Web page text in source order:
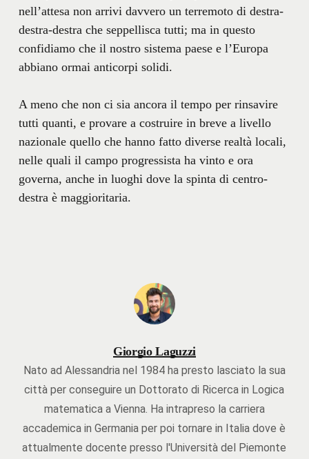
nell’attesa non arrivi davvero un terremoto di destra-
destra-destra che seppellisca tutti; ma in questo
confidiamo che il nostro sistema paese e l’Europa
abbiano ormai anticorpi solidi.
A meno che non ci sia ancora il tempo per rinsavire
tutti quanti, e provare a costruire in breve a livello
nazionale quello che hanno fatto diverse realtà locali,
nelle quali il campo progressista ha vinto e ora
governa, anche in luoghi dove la spinta di centro-
destra è maggioritaria.
Giorgio Laguzzi
Nato ad Alessandria nel 1984 ha presto lasciato la sua
città per conseguire un Dottorato di Ricerca in Logica
matematica a Vienna. Ha intrapreso la carriera
accademica in Germania per poi tornare in Italia dove è
attualmente docente presso l'Università del Piemonte